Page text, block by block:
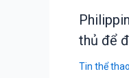
thủ để
Tin thể thao